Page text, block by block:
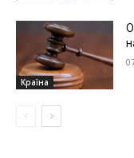
Країна